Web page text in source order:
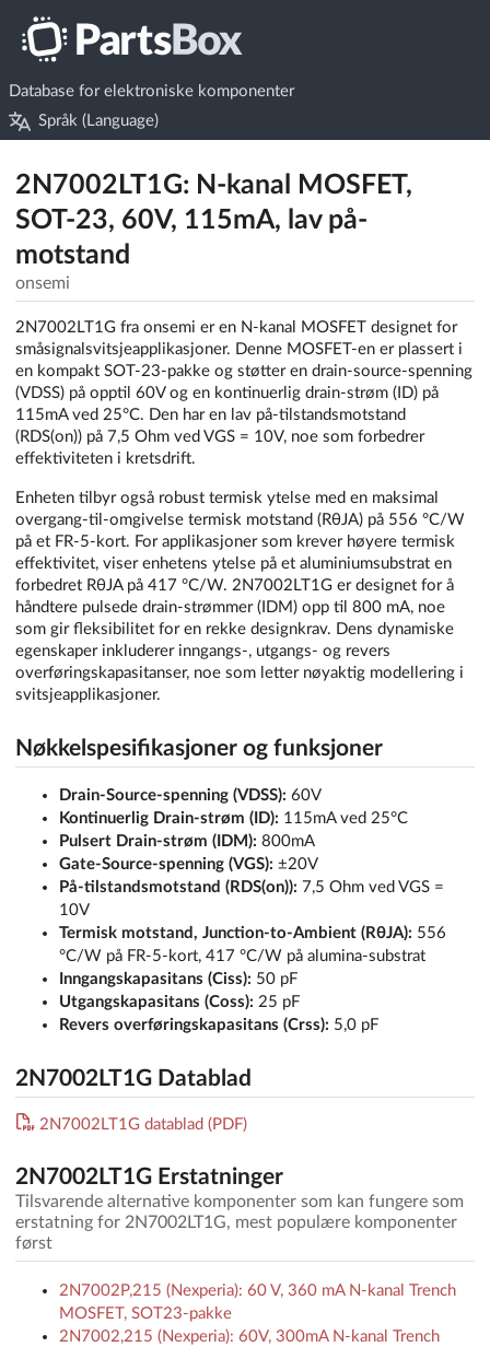
Database for elektroniske komponenter
Språk (Language)
2N7002LT1G: N-kanal MOSFET,
SOT-23, 60V, 115mA, lav på-
motstand
onsemi
2N7002LT1G fra onsemi er en N-kanal MOSFET designet for
småsignalsvitsjeapplikasjoner. Denne MOSFET-en er plassert i
en kompakt SOT-23-pakke og støtter en drain-source-spenning
(VDSS) på opptil 60V og en kontinuerlig drain-strøm (ID) på
115mA ved 25°C. Den har en lav på-tilstandsmotstand
(RDS(on)) på 7,5 Ohm ved VGS = 10V, noe som forbedrer
effektiviteten i kretsdrift.
Enheten tilbyr også robust termisk ytelse med en maksimal
overgang-til-omgivelse termisk motstand (RθJA) på 556 °C/W
på et FR-5-kort. For applikasjoner som krever høyere termisk
effektivitet, viser enhetens ytelse på et aluminiumsubstrat en
forbedret RθJA på 417 °C/W. 2N7002LT1G er designet for å
håndtere pulsede drain-strømmer (IDM) opp til 800 mA, noe
som gir fleksibilitet for en rekke designkrav. Dens dynamiske
egenskaper inkluderer inngangs-, utgangs- og revers
overføringskapasitanser, noe som letter nøyaktig modellering i
svitsjeapplikasjoner.
Nøkkelspesifikasjoner og funksjoner
Drain-Source-spenning (VDSS): 60V
Kontinuerlig Drain-strøm (ID): 115mA ved 25°C
Pulsert Drain-strøm (IDM): 800mA
Gate-Source-spenning (VGS): ±20V
På-tilstandsmotstand (RDS(on)): 7,5 Ohm ved VGS =
10V
Termisk motstand, Junction-to-Ambient (RθJA): 556
°C/W på FR-5-kort, 417 °C/W på alumina-substrat
Inngangskapasitans (Ciss): 50 pF
Utgangskapasitans (Coss): 25 pF
Revers overføringskapasitans (Crss): 5,0 pF
2N7002LT1G Datablad
2N7002LT1G datablad (PDF)
2N7002LT1G Erstatninger
Tilsvarende alternative komponenter som kan fungere som
erstatning for 2N7002LT1G, mest populære komponenter
først
2N7002P,215 (Nexperia): 60 V, 360 mA N-kanal Trench
MOSFET, SOT23-pakke
2N7002,215 (Nexperia): 60V, 300mA N-kanal Trench